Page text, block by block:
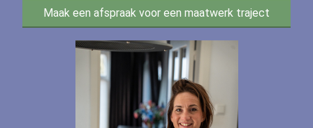
Maak een afspraak voor een maatwerk traject